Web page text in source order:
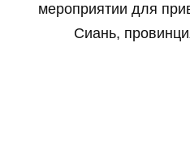
мероприятии для
Сиань,